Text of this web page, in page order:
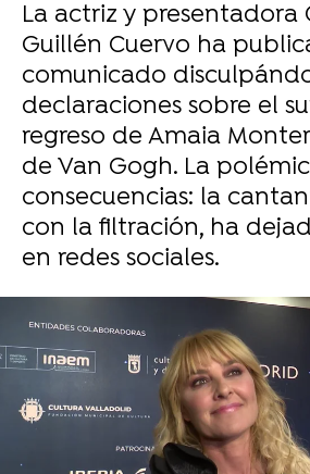
La actriz y presentadora
Guillén Cuervo ha
comunicado
declaraciones sobre el
regreso de Amaia
de Van Gogh. La
consecuencias: la
con la filtración, ha
en redes sociales.
Hailey Bieber se sincera
ovario en medio de la
Bieber